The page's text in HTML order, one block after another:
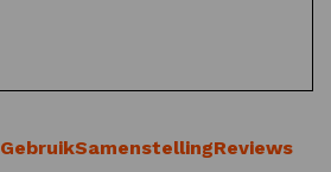
GebruikSamenstellingReviews